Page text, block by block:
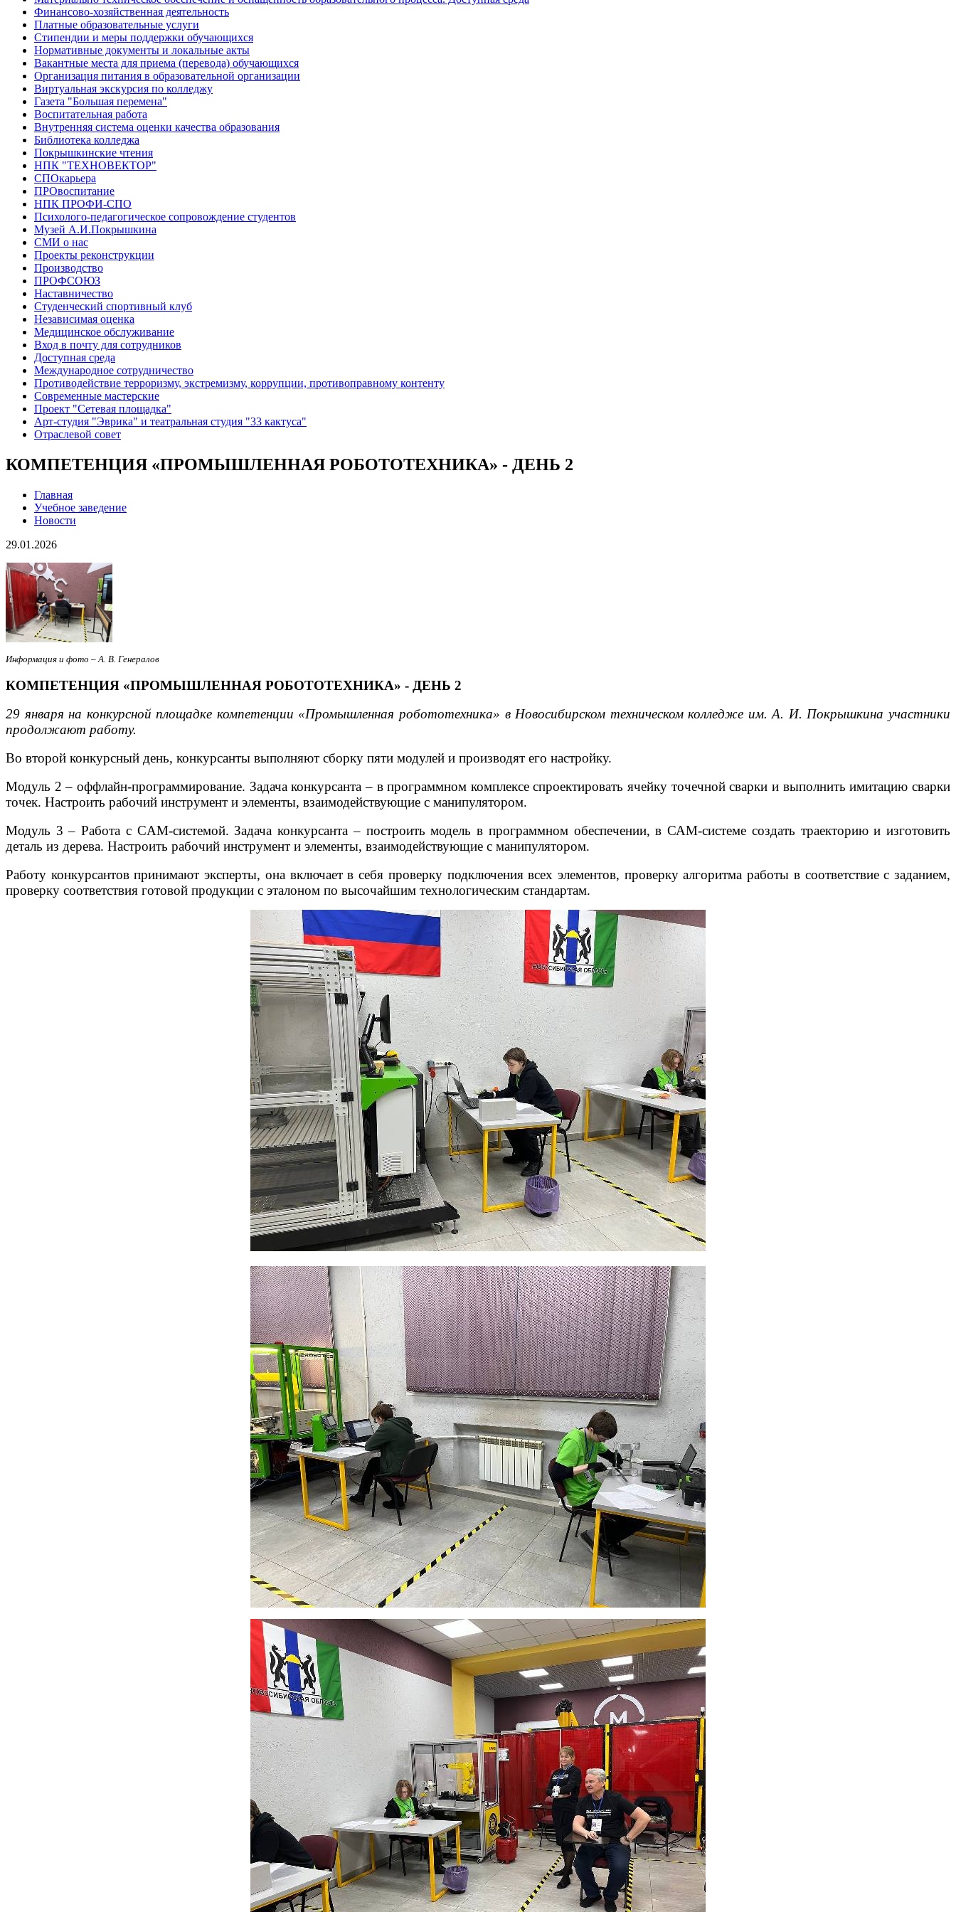
Финансово-хозяйственная деятельность
Платные образовательные услуги
Стипендии и меры поддержки обучающихся
Нормативные документы и локальные акты
Вакантные места для приема (перевода) обучающихся
Организация питания в образовательной организации
Виртуальная экскурсия по колледжу
Газета "Большая перемена"
Воспитательная работа
Внутренняя система оценки качества образования
Библиотека колледжа
Покрышкинские чтения
НПК "ТЕХНОВЕКТОР"
СПОкарьера
ПРОвоспитание
НПК ПРОФИ-СПО
Психолого-педагогическое сопровождение студентов
Музей А.И.Покрышкина
СМИ о нас
Проекты реконструкции
Производство
ПРОФСОЮЗ
Наставничество
Студенческий спортивный клуб
Независимая оценка
Медицинское обслуживание
Вход в почту для сотрудников
Доступная среда
Международное сотрудничество
Противодействие терроризму, экстремизму, коррупции, противоправному контенту
Современные мастерские
Проект "Сетевая площадка"
Арт-студия "Эврика" и театральная студия "33 кактуса"
Отраслевой совет
КОМПЕТЕНЦИЯ «ПРОМЫШЛЕННАЯ РОБОТОТЕХНИКА» - ДЕНЬ 2
Главная
Учебное заведение
Новости
29.01.2026
Информация и фото – А. В. Генералов
КОМПЕТЕНЦИЯ «ПРОМЫШЛЕННАЯ РОБОТОТЕХНИКА» - ДЕНЬ 2
29 января на конкурсной площадке компетенции «Промышленная робототехника» в Новосибирском техническом колледже им. А. И. Покрышкина участники
продолжают работу.
Во второй конкурсный день, конкурсанты выполняют сборку пяти модулей и производят его настройку.
Модуль 2 – оффлайн-программирование. Задача конкурсанта – в программном комплексе спроектировать ячейку точечной сварки и выполнить имитацию сварки
точек. Настроить рабочий инструмент и элементы, взаимодействующие с манипулятором.
Модуль 3 – Работа с CAM-системой. Задача конкурсанта – построить модель в программном обеспечении, в САM-системе создать траекторию и изготовить
деталь из дерева. Настроить рабочий инструмент и элементы, взаимодействующие с манипулятором.
Работу конкурсантов принимают эксперты, она включает в себя проверку подключения всех элементов, проверку алгоритма работы в соответствие с заданием,
проверку соответствия готовой продукции с эталоном по высочайшим технологическим стандартам.